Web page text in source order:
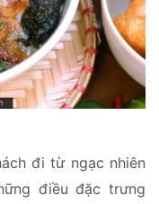
đi từ ngạc nhiên
điều đặc trưng